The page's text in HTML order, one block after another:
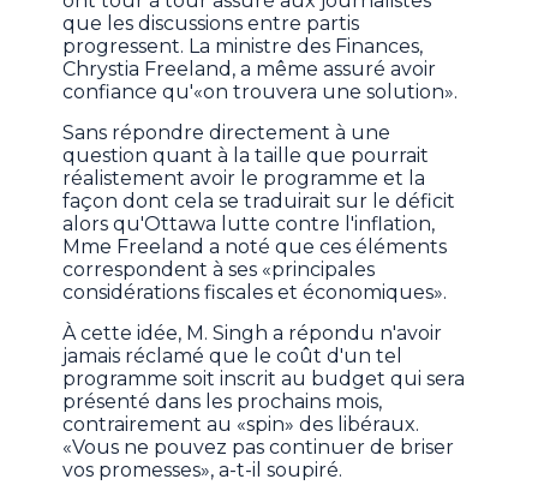
que les discussions entre partis
progressent. La ministre des Finances,
Chrystia Freeland, a même assuré avoir
confiance qu'«on trouvera une solution».
Sans répondre directement à une
question quant à la taille que pourrait
réalistement avoir le programme et la
façon dont cela se traduirait sur le déficit
alors qu'Ottawa lutte contre l'inflation,
Mme Freeland a noté que ces éléments
correspondent à ses «principales
considérations fiscales et économiques».
À cette idée, M. Singh a répondu n'avoir
jamais réclamé que le coût d'un tel
programme soit inscrit au budget qui sera
présenté dans les prochains mois,
contrairement au «spin» des libéraux.
«Vous ne pouvez pas continuer de briser
vos promesses», a-t-il soupiré.